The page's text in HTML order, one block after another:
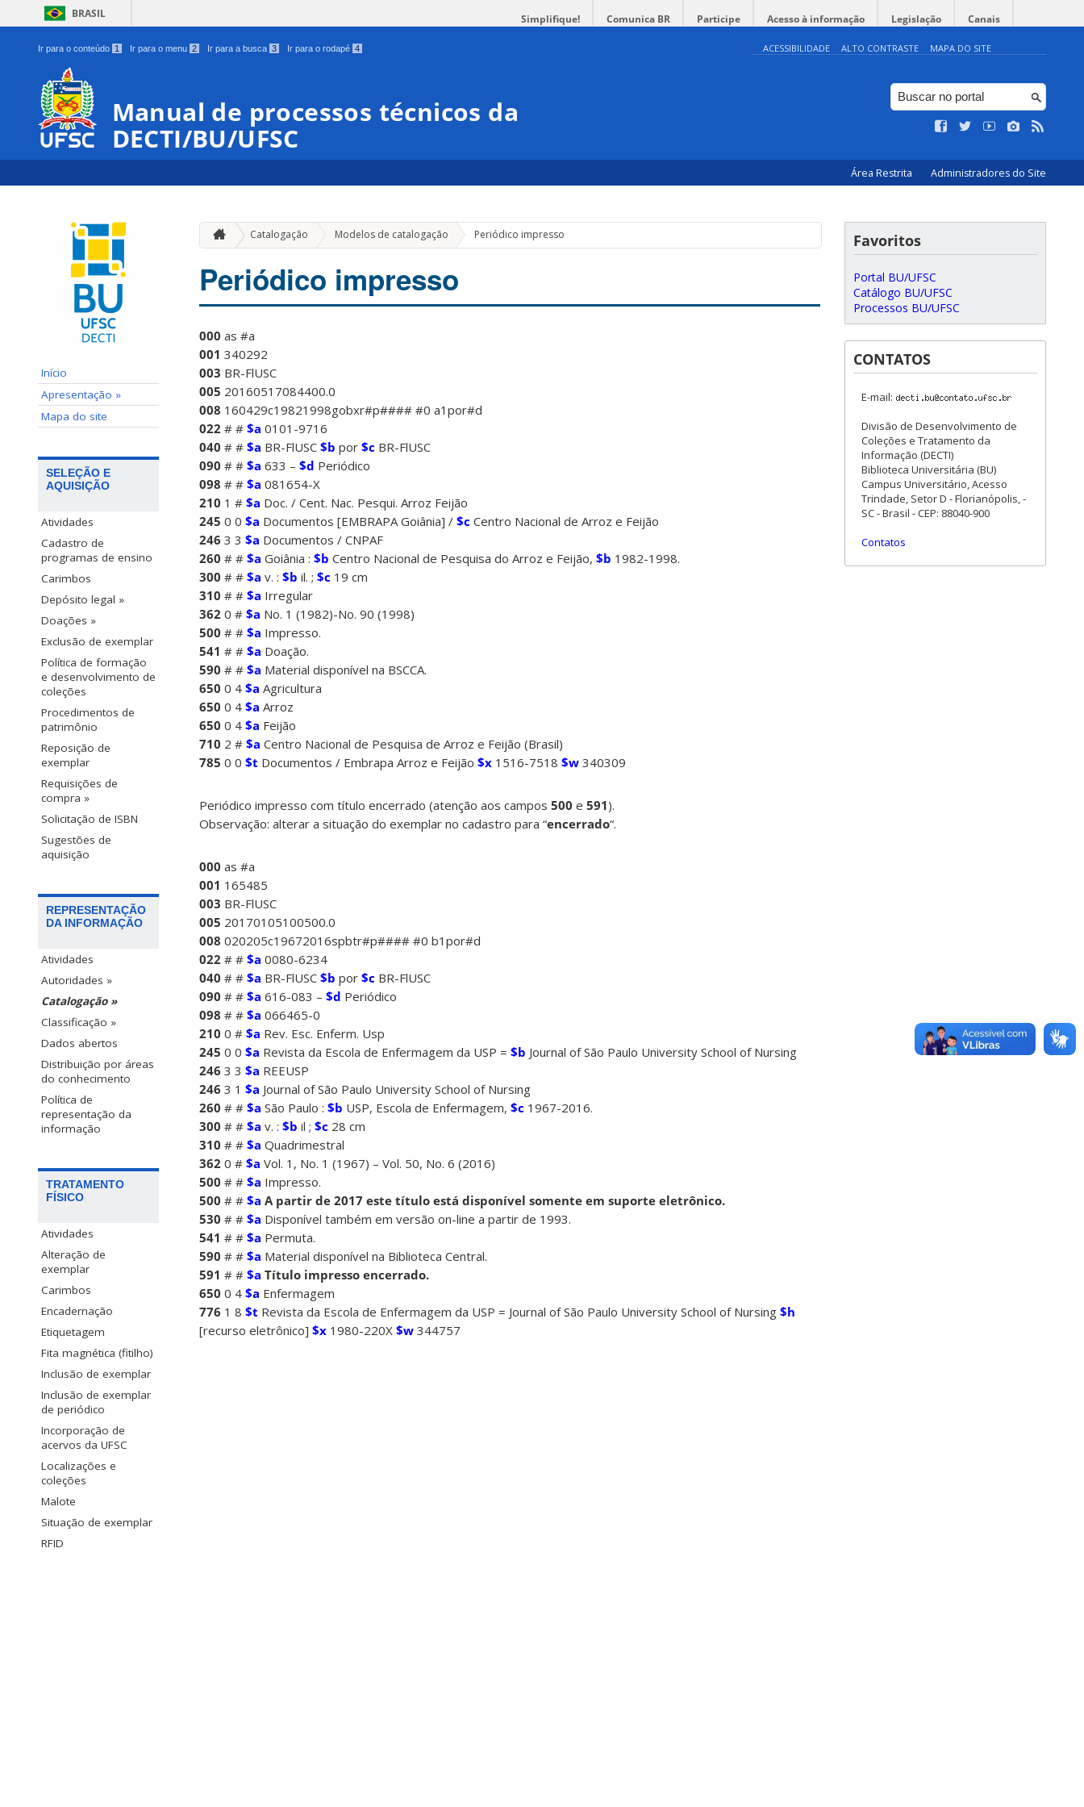
BRASIL Simplifique! Comunica BR Participe Acesso à informação Legislação Canais
Ir para o conteúdo 1 Ir para o menu 2 Ir para a busca 3 Ir para o rodapé 4 ACESSIBILIDADE ALTO CONTRASTE MAPA DO SITE
Manual de processos técnicos da
DECTI/BU/UFSC
Área Restrita Administradores do Site
Início
Apresentação »
Mapa do site
SELEÇÃO E
AQUISIÇÃO
Atividades
Cadastro de
programas de ensino
Carimbos
Depósito legal »
Doações »
Exclusão de exemplar
Política de formação
e desenvolvimento de
coleções
Procedimentos de
patrimônio
Reposição de
exemplar
Requisições de
compra »
Solicitação de ISBN
Sugestões de
aquisição
REPRESENTAÇÃO
DA INFORMAÇÃO
Atividades
Autoridades »
Catalogação »
Classificação »
Dados abertos
Distribuição por áreas
do conhecimento
Política de
representação da
informação
TRATAMENTO
FÍSICO
Atividades
Alteração de
exemplar
Carimbos
Encadernação
Etiquetagem
Fita magnética (fitilho)
Inclusão de exemplar
Inclusão de exemplar
de periódico
Incorporação de
acervos da UFSC
Localizações e
coleções
Malote
Situação de exemplar
RFID
Catalogação Modelos de catalogação Periódico impresso
Periódico impresso
000 as #a
001 340292
003 BR-FlUSC
005 20160517084400.0
008 160429c19821998gobxr#p#### #0 a1por#d
022 # # $a 0101-9716
040 # # $a BR-FlUSC $b por $c BR-FlUSC
090 # # $a 633 – $d Periódico
098 # # $a 081654-X
210 1 # $a Doc. / Cent. Nac. Pesqui. Arroz Feijão
245 0 0 $a Documentos [EMBRAPA Goiânia] / $c Centro Nacional de Arroz e Feijão
246 3 3 $a Documentos / CNPAF
260 # # $a Goiânia : $b Centro Nacional de Pesquisa do Arroz e Feijão, $b 1982-1998.
300 # # $a v. : $b il. ; $c 19 cm
310 # # $a Irregular
362 0 # $a No. 1 (1982)-No. 90 (1998)
500 # # $a Impresso.
541 # # $a Doação.
590 # # $a Material disponível na BSCCA.
650 0 4 $a Agricultura
650 0 4 $a Arroz
650 0 4 $a Feijão
710 2 # $a Centro Nacional de Pesquisa de Arroz e Feijão (Brasil)
785 0 0 $t Documentos / Embrapa Arroz e Feijão $x 1516-7518 $w 340309
Periódico impresso com título encerrado (atenção aos campos 500 e 591).
Observação: alterar a situação do exemplar no cadastro para “encerrado“.
000 as #a
001 165485
003 BR-FlUSC
005 20170105100500.0
008 020205c19672016spbtr#p#### #0 b1por#d
022 # # $a 0080-6234
040 # # $a BR-FlUSC $b por $c BR-FlUSC
090 # # $a 616-083 – $d Periódico
098 # # $a 066465-0
210 0 # $a Rev. Esc. Enferm. Usp
245 0 0 $a Revista da Escola de Enfermagem da USP = $b Journal of São Paulo University School of Nursing
246 3 3 $a REEUSP
246 3 1 $a Journal of São Paulo University School of Nursing
260 # # $a São Paulo : $b USP, Escola de Enfermagem, $c 1967-2016.
300 # # $a v. : $b il ; $c 28 cm
310 # # $a Quadrimestral
362 0 # $a Vol. 1, No. 1 (1967) – Vol. 50, No. 6 (2016)
500 # # $a Impresso.
500 # # $a A partir de 2017 este título está disponível somente em suporte eletrônico.
530 # # $a Disponível também em versão on-line a partir de 1993.
541 # # $a Permuta.
590 # # $a Material disponível na Biblioteca Central.
591 # # $a Título impresso encerrado.
650 0 4 $a Enfermagem
776 1 8 $t Revista da Escola de Enfermagem da USP = Journal of São Paulo University School of Nursing $h
[recurso eletrônico] $x 1980-220X $w 344757
Favoritos
Portal BU/UFSC
Catálogo BU/UFSC
Processos BU/UFSC
CONTATOS
E-mail:
Divisão de Desenvolvimento de
Coleções e Tratamento da
Informação (DECTI)
Biblioteca Universitária (BU)
Campus Universitário, Acesso
Trindade, Setor D - Florianópolis, -
SC - Brasil - CEP: 88040-900
Contatos